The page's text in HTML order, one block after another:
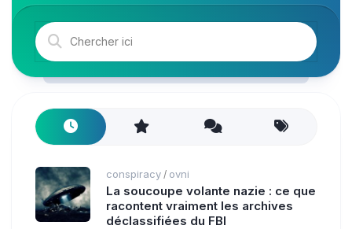
conspiracy / ovni
La soucoupe volante nazie : ce que
racontent vraiment les archives
déclassifiées du FBI